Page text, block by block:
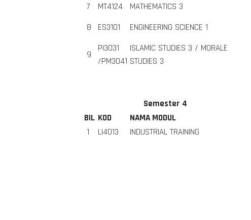
7
MT4124 MATHEMATICS 3
8
ES3101 ENGINEERING SCIENCE 1
9
PI3031
/PM3041
ISLAMIC STUDIES 3 / MORALE
STUDIES 3
Semester 4
BIL KOD NAMA MODUL
1
LI4013 INDUSTRIAL TRAINING